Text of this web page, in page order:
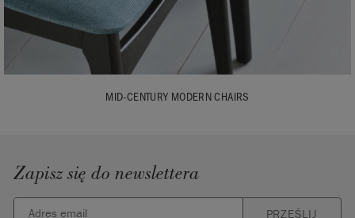
MID-CENTURY MODERN CHAIRS
Zapisz się do newslettera
PRZEŚLIJ